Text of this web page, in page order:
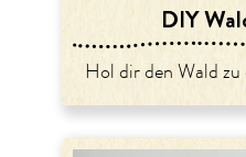
DIY
Hol dir den Wald zu